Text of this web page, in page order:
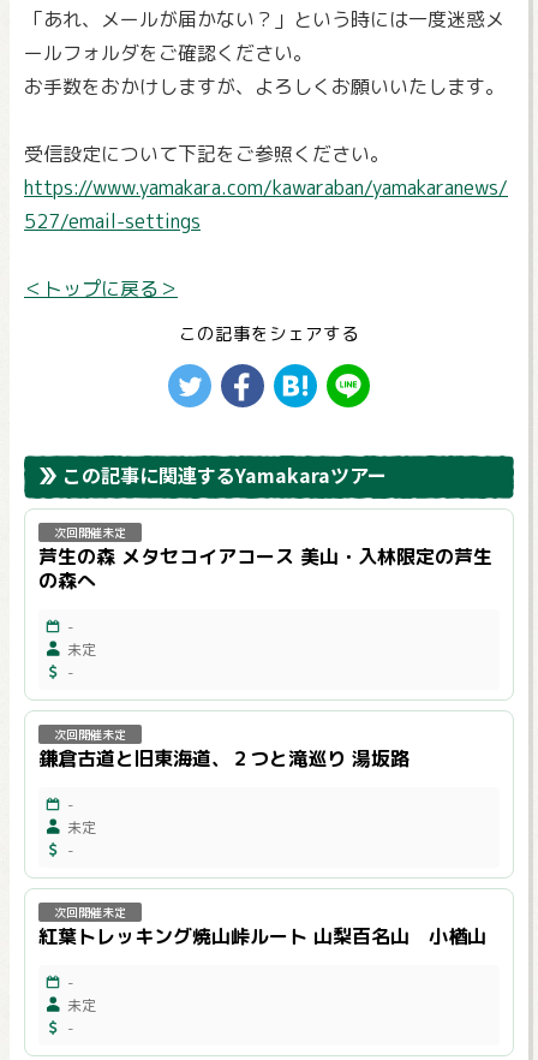
「あれ、メールが届かない？」という時には一度迷惑メ
ールフォルダをご確認ください。
お手数をおかけしますが、よろしくお願いいたします。
受信設定について下記をご参照ください。
https://www.yamakara.com/kawaraban/yamakaranews/
527/email-settings
＜トップに戻る＞
この記事をシェアする
この記事に関連するYamakaraツアー
次回開催未定
芦生の森 メタセコイアコース 美山・入林限定の芦生
の森へ
-
未定
-
次回開催未定
鎌倉古道と旧東海道、２つと滝巡り 湯坂路
-
未定
-
次回開催未定
紅葉トレッキング焼山峠ルート 山梨百名山 小楢山
-
未定
-